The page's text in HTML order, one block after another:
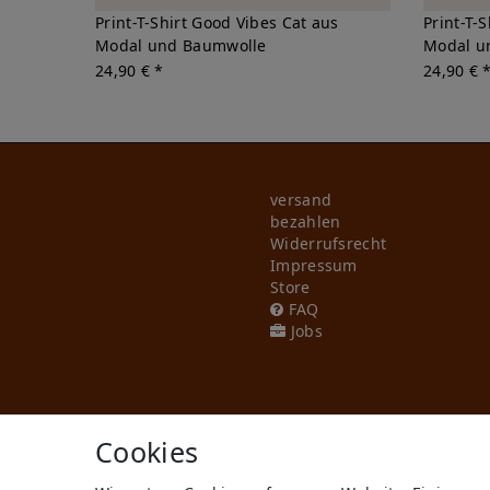
Print-T-Shirt Good Vibes Cat aus
Modal und Baumwolle
24,90 € *
Print-T-
Modal
24,90 € *
versand
bezahlen
Widerrufs­recht
Impressum
Store
FAQ
Jobs
Cookies